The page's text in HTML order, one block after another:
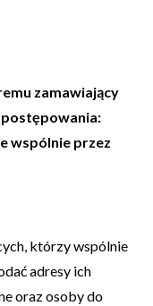
zamawiający
wspólnie przez
którzy wspólnie
adresy ich
oraz osoby do